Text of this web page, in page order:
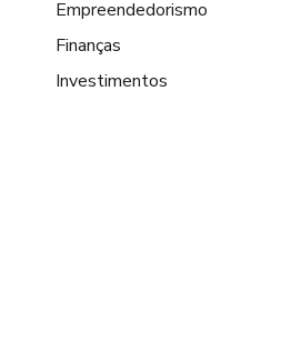
Empreendedorismo
Finanças
Investimentos